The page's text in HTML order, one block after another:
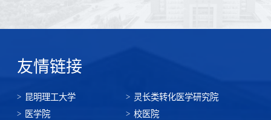
友情链接
昆明理工大学
灵长类转化医学研究院
医学院
校医院